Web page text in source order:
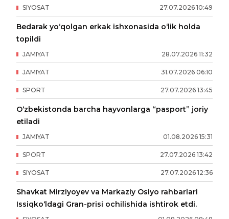
27.07.2026 10:49
SIYOSAT
Bedarak yo‘qolgan erkak ishxonasida o‘lik holda
topildi
28.07.2026 11:32
JAMIYAT
31.07.2026 06:10
JAMIYAT
27.07.2026 13:45
SPORT
O‘zbekistonda barcha hayvonlarga “pasport” joriy
etiladi
01.08.2026 15:31
JAMIYAT
27.07.2026 13:42
SPORT
27.07.2026 12:36
SIYOSAT
Shavkat Mirziyoyev va Markaziy Osiyo rahbarlari
Issiqko‘ldagi Gran-prisi ochilishida ishtirok etdi.